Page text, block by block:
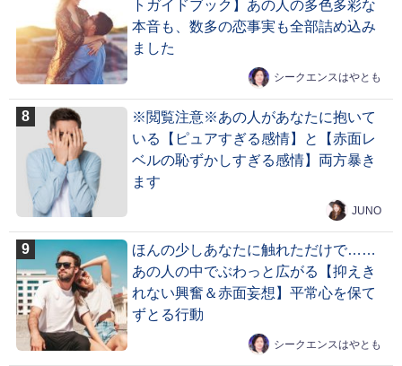
トガイドブック】あの人の多色多彩な
本音も、数多の恋事実も全部詰め込み
ました
シークエンスはやとも
※閲覧注意※あの人があなたに抱いて
いる【ピュアすぎる感情】と【赤面レ
ベルの恥ずかしすぎる感情】両方暴き
ます
JUNO
ほんの少しあなたに触れただけで……
あの人の中でぶわっと広がる【抑えき
れない興奮＆赤面妄想】平常心を保て
ずとる行動
シークエンスはやとも